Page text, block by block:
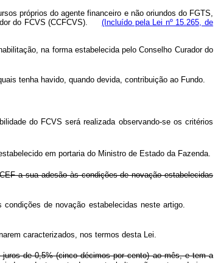
próprios do agente financeiro e não oriundos do FGTS,
do FCVS (CCFCVS).(Incluído pela Lei nº 15.265, de
na forma estabelecida pelo Conselho Curador do
tenha havido, quando devida, contribuição ao Fundo.
do FCVS será realizada observando-se os critérios
em portaria do Ministro de Estado da Fazenda.
a sua adesão às condições de novação estabelecidas
às condições de novação estabelecidas neste artigo.
caracterizados, nos termos desta Lei.
de 0,5% (cinco décimos por cento) ao mês, e tem a